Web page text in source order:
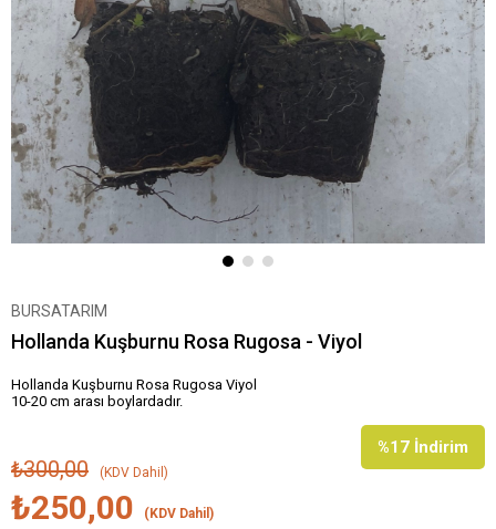
BURSATARIM
Hollanda Kuşburnu Rosa Rugosa - Viyol
Hollanda Kuşburnu Rosa Rugosa Viyol
10-20 cm arası boylardadır.
%17 İndirim
₺300,00 (KDV Dahil)
₺250,00 (KDV Dahil)